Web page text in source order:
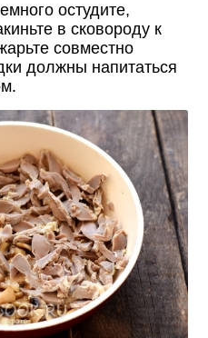
остудите,
в сковороду к
совместно
должны напитаться